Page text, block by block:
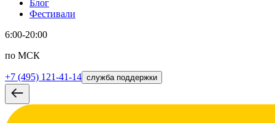
Блог
Фестивали
6:00-20:00
по МСК
+7 (495) 121-41-14 служба поддержки